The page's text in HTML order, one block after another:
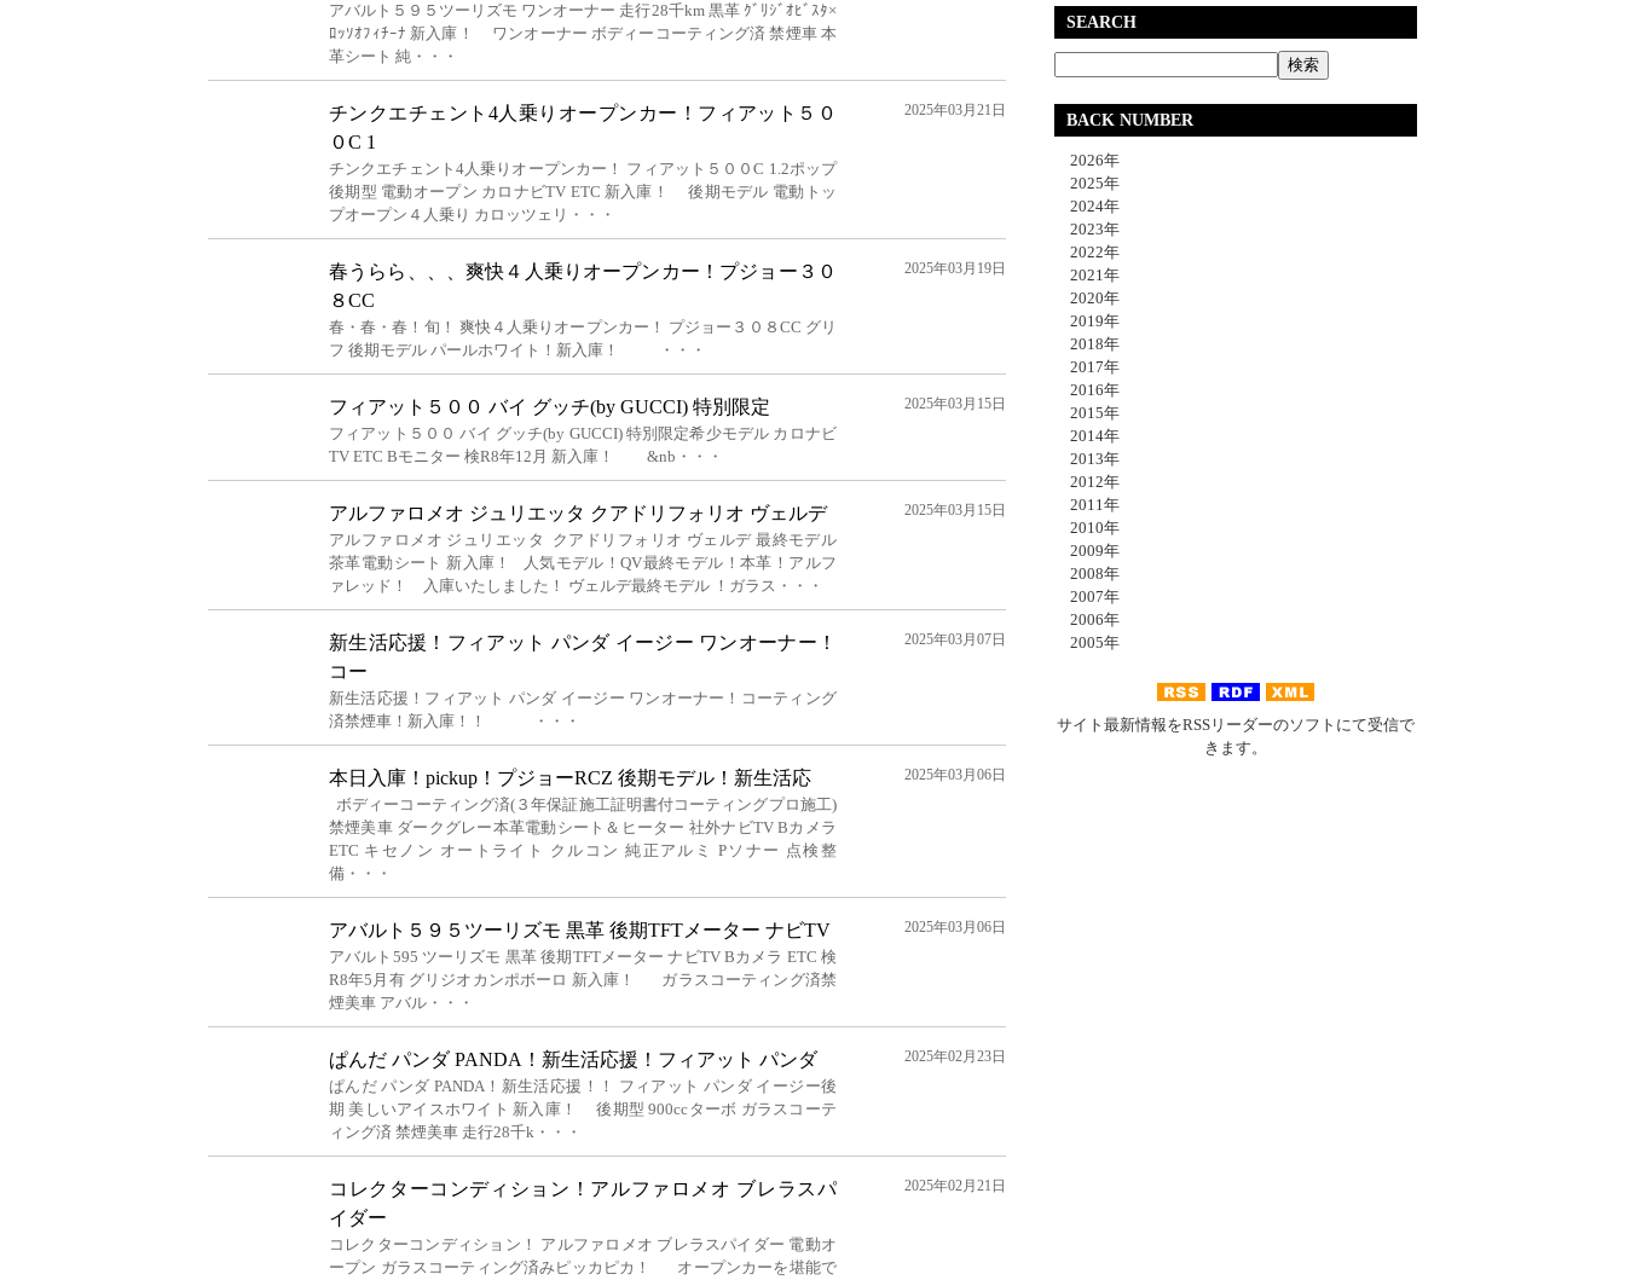
アバルト５９５ツーリズモ ワンオーナー 走行28千km 黒革 ｸﾞﾘｼﾞｵﾋﾞｽﾀ×
ﾛｯｿｵﾌｨﾁｰﾅ 新入庫！ ワンオーナー ボディーコーティング済 禁煙車 本
革シート 純・・・
チンクエチェント4人乗りオープンカー！フィアット５０
０C 1
チンクエチェント4人乗りオープンカー！ フィアット５００C 1.2ポップ
後期型 電動オープン カロナビTV ETC 新入庫！ 後期モデル 電動トッ
プオープン４人乗り カロッツェリ・・・
2025年03月21日
春うらら、、、爽快４人乗りオープンカー！プジョー３０
８CC
春・春・春！旬！ 爽快４人乗りオープンカー！ プジョー３０８CC グリ
フ 後期モデル パールホワイト！新入庫！ ・・・
2025年03月19日
フィアット５００ バイ グッチ(by GUCCI) 特別限定
フィアット５００ バイ グッチ(by GUCCI) 特別限定希少モデル カロナビ
TV ETC Bモニター 検R8年12月 新入庫！ &nb・・・
2025年03月15日
アルファロメオ ジュリエッタ クアドリフォリオ ヴェルデ
アルファロメオ ジュリエッタ クアドリフォリオ ヴェルデ 最終モデル
茶革電動シート 新入庫！ 人気モデル！QV最終モデル！本革！アルフ
ァレッド！ 入庫いたしました！ ヴェルデ最終モデル ！ガラス・・・
2025年03月15日
新生活応援！フィアット パンダ イージー ワンオーナー！
コー
新生活応援！フィアット パンダ イージー ワンオーナー！コーティング
済禁煙車！新入庫！！ ・・・
2025年03月07日
本日入庫！pickup！プジョーRCZ 後期モデル！新生活応
ボディーコーティング済(３年保証施工証明書付コーティングプロ施工)
禁煙美車 ダークグレー本革電動シート＆ヒーター 社外ナビTV Bカメラ
ETC キセノン オートライト クルコン 純正アルミ Pソナー 点検整
備・・・
2025年03月06日
アバルト５９５ツーリズモ 黒革 後期TFTメーター ナビTV
アバルト595 ツーリズモ 黒革 後期TFTメーター ナビTV Bカメラ ETC 検
R8年5月有 グリジオカンポボーロ 新入庫！ ガラスコーティング済禁
煙美車 アバル・・・
2025年03月06日
ぱんだ パンダ PANDA！新生活応援！フィアット パンダ
ぱんだ パンダ PANDA！新生活応援！！ フィアット パンダ イージー後
期 美しいアイスホワイト 新入庫！ 後期型 900ccターボ ガラスコーテ
ィング済 禁煙美車 走行28千k・・・
2025年02月23日
コレクターコンディション！アルファロメオ ブレラスパ
イダー
コレクターコンディション！ アルファロメオ ブレラスパイダー 電動オ
ープン ガラスコーティング済みピッカピカ！ オープンカーを堪能で
2025年02月21日
SEARCH
BACK NUMBER
2026年
2025年
2024年
2023年
2022年
2021年
2020年
2019年
2018年
2017年
2016年
2015年
2014年
2013年
2012年
2011年
2010年
2009年
2008年
2007年
2006年
2005年
サイト最新情報をRSSリーダーのソフトにて受信で
きます。